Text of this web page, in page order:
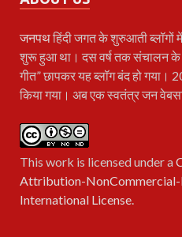
जनपथहिंदी जगत के शुरुआती ब्लॉगों
शुरू हुआ था। दस वर्ष तक संचालन के
गीत” छापकर यह ब्लॉग बंद हो गया।
किया गया। अब एक स्वतंत्र जन
This work is licensed under a
Attribution-
International License